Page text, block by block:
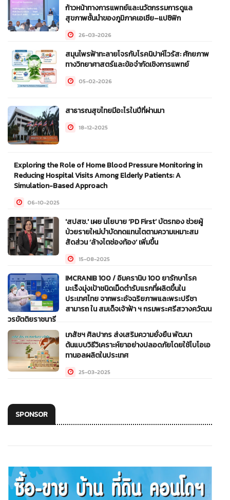
ก้าวหน้าทางการแพทย์และนวัตกรรมการดูแล
สุขภาพชั้นนำของภูมิภาคเอเชีย–แปซิฟิก
26-03-2026
สมุนไพรฟ้าทะลายโจรกับโรคนิปาห์ไวรัส: ศักยภาพ
ทางวิทยาศาสตร์และข้อจำกัดเชิงการแพทย์
05-02-2026
สาธารณสุขไทยมีอะไรในปีที่ผ่านมา
18-12-2025
Exploring the Role of Home Blood Pressure Monitoring in
Reducing Hospital Visits Among Elderly Patients: A
Simulation-Based Approach
06-10-2025
'สปสช.' เผย นโยบาย ‘PD First’ บัตรทอง ช่วยผู้
ป่วยรายใหม่บำบัดทดแทนไตตามความเหมาะสม
สัดส่วน ‘ล้างไตช่องท้อง’ เพิ่มขึ้น
15-08-2025
IMCRANIB 100 / อิมครานิบ 100 ยารักษาโรค
มะเร็งมุ่งเป้าชนิดเม็ดตำรับแรกที่ผลิตขึ้นใน
ประเทศไทย จากพระอัจฉริยภาพและพระปรีชา
สามารถ ใน สมเด็จเจ้าฟ้า ฯ กรมพระศรีสวางควัฒน
วรขัตติยราชนารี
07-07-2025
เภสัชฯ ศิลปากร ส่งเสริมความยั่งยืน พัฒนา
ต้นแบบวิธีวิเคราะห์ยาอย่างปลอดภัยโดยใช้ไบโอเอ
ทานอลผลิตในประเทศ
25-03-2025
SPONSOR